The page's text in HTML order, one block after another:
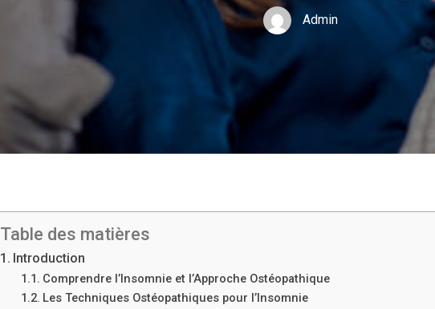
Admin
Table des matières
Introduction
Comprendre l’Insomnie et l’Approche Ostéopathique
Les Techniques Ostéopathiques pour l’Insomnie